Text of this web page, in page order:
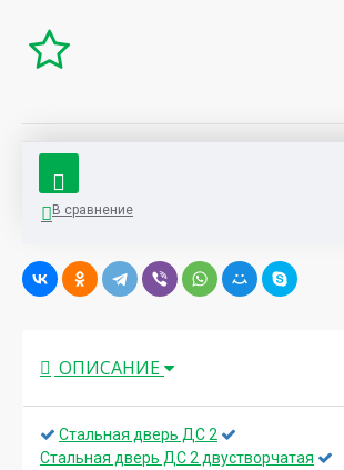
В сравнение
ОПИСАНИЕ
Стальная дверь ДС 2
Стальная дверь ДС 2 двустворчатая